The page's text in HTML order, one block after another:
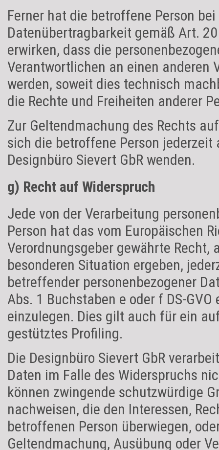
Ferner hat die betroffene Person
Datenübertragbarkeit gemäß Art. 20
erwirken, dass die
Verantwortlichen an einen anderen
werden, soweit dies technisch
die Rechte und Freiheiten anderer
Zur Geltendmachung des Rechts
sich die betroffene Person
Designbüro Sievert GbR wenden.
g) Recht auf Widerspruch
Jede von der Verarbeitung
Person hat das vom Europäischen
Verordnungsgeber gewährte Recht,
besonderen Situation ergeben,
betreffender personenbezogener
Abs. 1 Buchstaben e oder f DS-
einzulegen. Dies gilt auch für ein
gestütztes Profiling.
Die Designbüro Sievert GbR
Daten im Falle des Widerspruchs
können zwingende schutzwürdige
nachweisen, die den Interessen,
betroffenen Person überwiegen,
Geltendmachung, Ausübung oder